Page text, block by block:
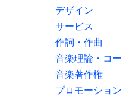
デザイン
サービス
作詞・作曲
音楽理論・コ
音楽著作権
プロモーション